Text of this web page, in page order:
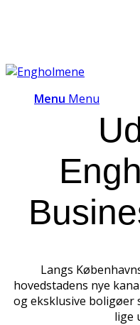
Menu Menu
Langs
hovedstadens nye
og eksklusive boligøer
lige